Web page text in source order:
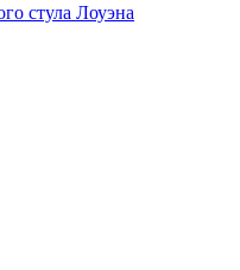
стула Лоуэна